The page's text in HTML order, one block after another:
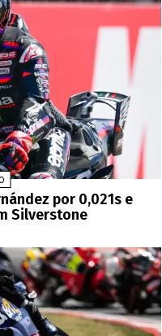
por 0,021s e
Silverstone